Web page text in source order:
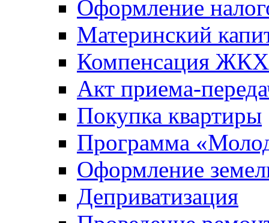
Оформление
Материнский
Компенсация ЖКХ
Акт приема-
Покупка квартиры
Программа
Оформление
Деприватизация